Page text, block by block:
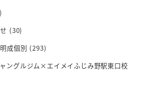
(30)
成個別 (293)
ングルジム×エイメイふじみ野駅東口校